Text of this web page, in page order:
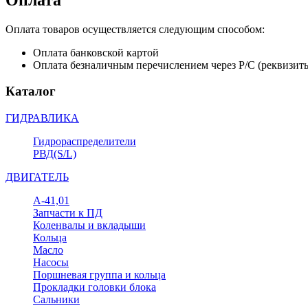
Оплата товаров осуществляется следующим способом:
Оплата банковской картой
Оплата безналичным перечислением через Р/С
Каталог
ГИДРАВЛИКА
Гидрораспределители
РВД(S/L)
ДВИГАТЕЛЬ
А-41,01
Запчасти к ПД
Коленвалы и вкладыши
Кольца
Масло
Насосы
Поршневая группа и кольца
Прокладки головки блока
Сальники